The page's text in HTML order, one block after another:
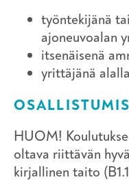
työntekijänä
ajoneuvoalan
itsenäisenä
yrittäjänä alalla
HUOM!
oltava riittävän
kirjallinen taito